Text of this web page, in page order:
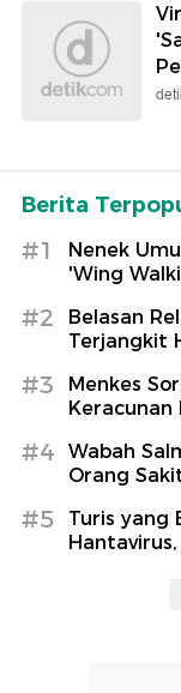
Berita
#1
Nenek
'Wing
#2
Belasan
Terjangkit
#3
Menkes
Keracunan
#4
Wabah
Orang
#5
Turis yang